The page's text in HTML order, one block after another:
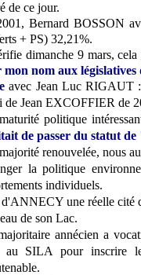
de ce jour.
Bernard BOSSON
+ PS) 32,21%.
dimanche 9 mars, cela
nom aux
avec Jean Luc RIGAUT
de Jean EXCOFFIER de
politique
de passer du statut
renouvelée, nous
la politique
individuels.
une réelle cité
de son Lac.
annécien a
au SILA pour inscrire